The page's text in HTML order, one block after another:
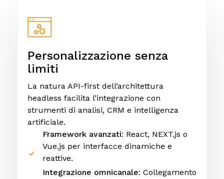
Personalizzazione senza
limiti
La natura API-first dell’architettura
headless facilita l’integrazione con
strumenti di analisi, CRM e intelligenza
artificiale.
Framework avanzati: React, NEXT.js o
Vue.js per interfacce dinamiche e
reattive.
Integrazione omnicanale: Collegamento